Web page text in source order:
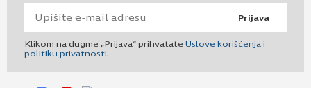
Prijava
Klikom na dugme „Prijava“ prihvatate Uslove korišćenja i
politiku privatnosti.